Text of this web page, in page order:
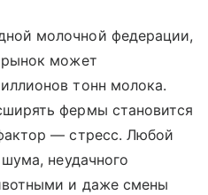
молочной федерации,
рынок может
тонн молока.
фермы становится
— стресс. Любой
неудачного
и даже смены